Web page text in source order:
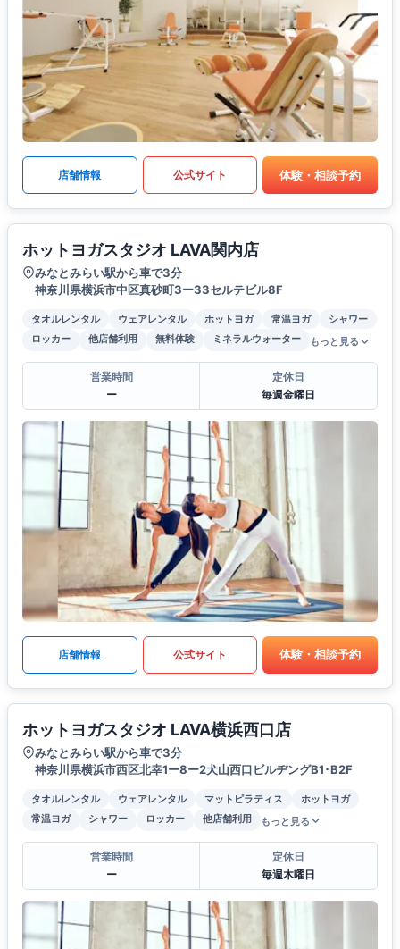
店舗情報 公式サイト 体験・相談予約
ホットヨガスタジオ LAVA関内店
みなとみらい駅から車で3分
神奈川県横浜市中区真砂町3ー33セルテビル8F
タオルレンタル ウェアレンタル ホットヨガ 常温ヨガ
シャワー
ロッカー
他店舗利用 無料体験 ミネラルウォーター もっと見る
営業時間
ー
定休日
毎週金曜日
店舗情報 公式サイト 体験・相談予約
ホットヨガスタジオ LAVA横浜西口店
みなとみらい駅から車で3分
神奈川県横浜市西区北幸1ー8ー2犬山西口ビルヂングB1･B2F
タオルレンタル ウェアレンタル マットピラティス
ホットヨガ
常温ヨガ
シャワー ロッカー 他店舗利用 もっと見る
営業時間
ー
定休日
毎週木曜日